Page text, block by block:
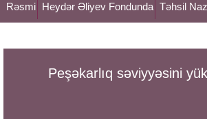
Rəsmi Heydər Əliyev Fondunda Təhsil
Peşəkarlıq səviyyəsini